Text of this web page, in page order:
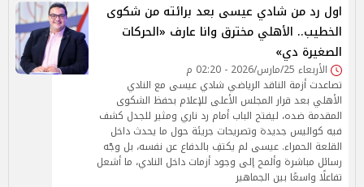
اول رد من شادي عيسى بعد برائته من شكوى
الخطيب.. الأهلي مخترق وانا عارف «الحركات
الصغيرة دي»
الأربعاء 25/مارس/2026 - 02:20 م
تصاعدت أزمة الناقد الرياضي شادي عيسى مع النادي
الأهلي بعد قرار المجلس الأعلى للإعلام بحفظ الشكوى
المقدمة ضده، ليفتح الباب أمام رد ناري ومثير للجدل كشف
فيه كواليس جديدة وتصريحات جريئة حول ما يحدث داخل
القلعة الحمراء. عيسى لم يكتفِ بالدفاع عن نفسه، بل وجّه
رسائل مباشرة وألمح إلى وجود أزمات داخل النادي، ما أشعل
تفاعلًا واسعًا بين الجماهير